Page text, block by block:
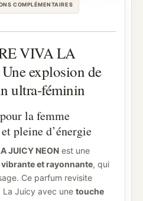
COMPLÉMENTAIRES
VIVA LA
explosion de
ultra-féminin
la femme
pleine d’énergie
JUICY NEON est une
et rayonnante, qui
Ce parfum revisite
La Juicy avec une touche